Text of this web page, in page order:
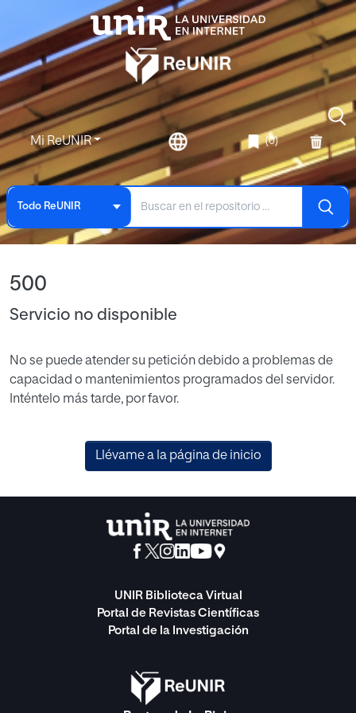
Mi ReUNIR (0)
Todo ReUNIR
500
Servicio no disponible
No se puede atender su petición debido a problemas de
capacidad o mantenimientos programados del servidor.
Inténtelo más tarde, por favor.
Llévame a la página de inicio
UNIR Biblioteca Virtual
Portal de Revistas Científicas
Portal de la Investigación